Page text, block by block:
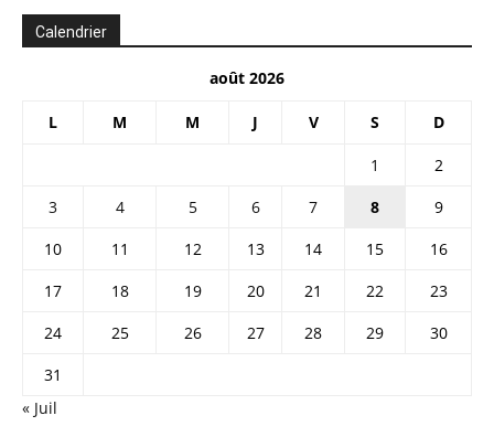
Calendrier
août 2026
L M M J V S D
1
2
3
4 5 6 7 8
9
10
11 12 13 14 15
16
17
18 19 20 21 22
23
24
25 26 27 28 29
30
31
« Juil